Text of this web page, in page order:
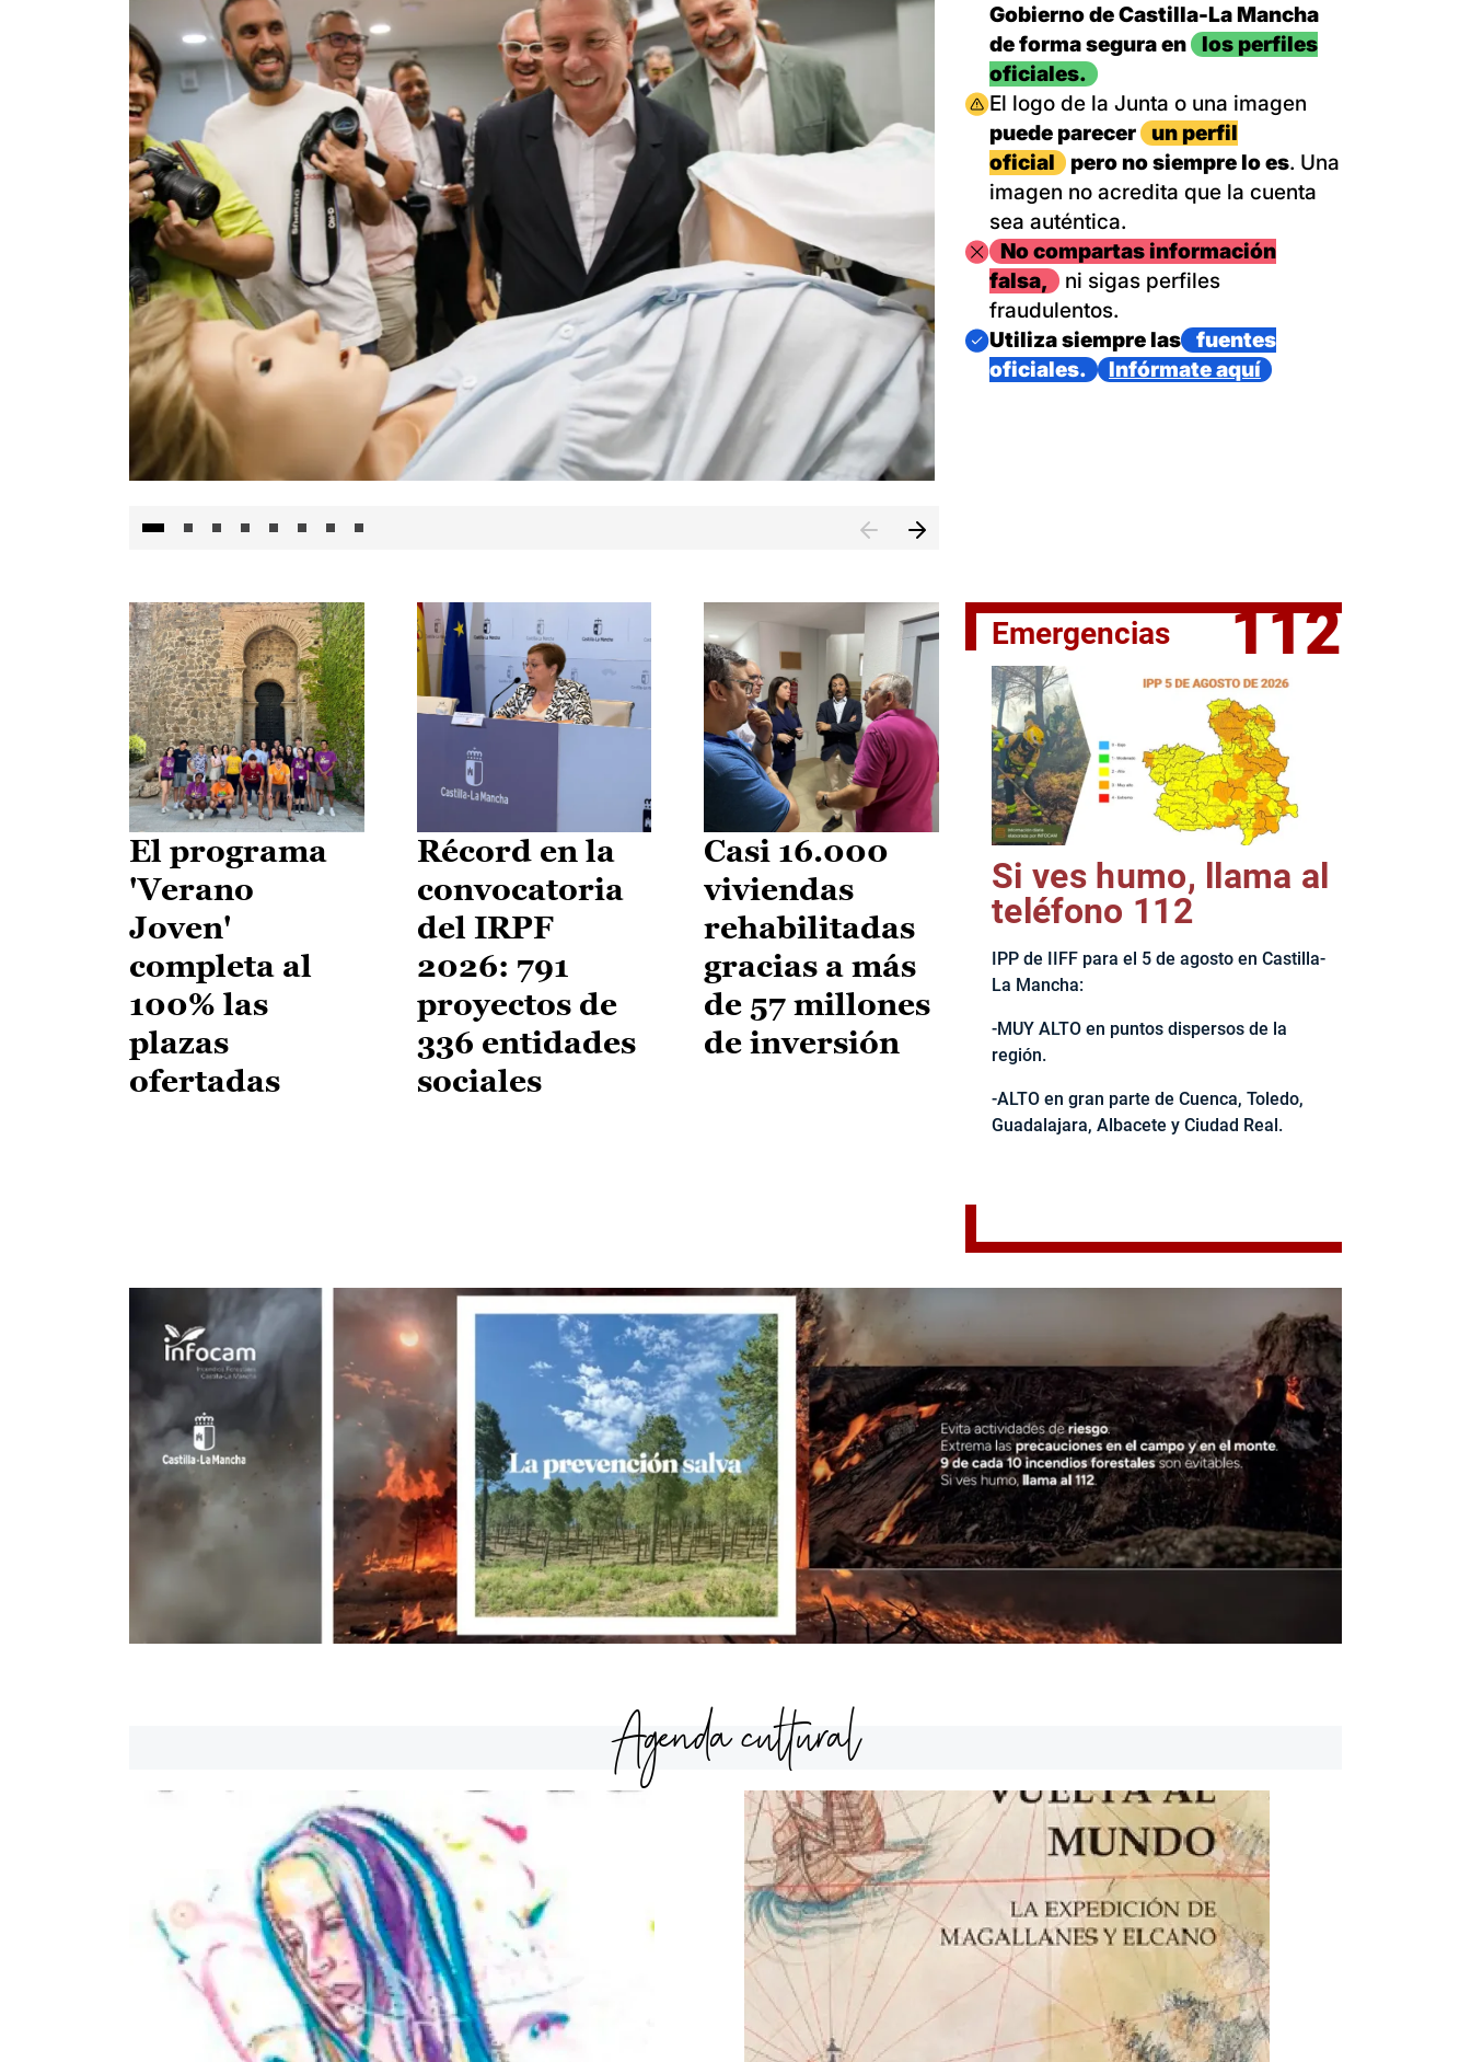
El jefe del Ejecutivo castellanomanchego, Emiliano García-
Gobierno de Castilla-La Mancha
de forma segura en
los perfiles
oficiales.
Imagen
El logo de la Junta o una imagen
puede parecer
un perfil
oficial
pero no siempre lo es. Una
imagen no acredita que la cuenta
sea auténtica.
ImagenNo compartas información
falsa,
ni sigas perfiles
fraudulentos.
Imagen
Utiliza siempre las
fuentes
oficiales.
Infórmate aquí
El programa
'Verano
Joven'
completa al
100% las
plazas
ofertadas
Récord en la
convocatoria
del IRPF
2026: 791
proyectos de
336 entidades
sociales
Casi 16.000
viviendas
rehabilitadas
gracias a más
de 57 millones
de inversión
Emergencias 112
Si ves humo, llama al
teléfono 112
IPP de IIFF para el 5 de agosto en Castilla-
La Mancha:
-MUY ALTO en puntos dispersos de la
región.
-ALTO en gran parte de Cuenca, Toledo,
Guadalajara, Albacete y Ciudad Real.
Agenda cultural